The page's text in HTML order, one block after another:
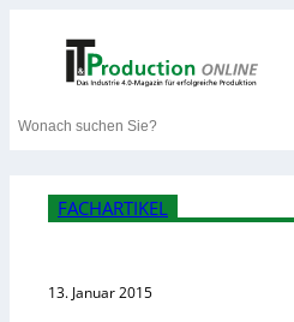
Search
FACHARTIKEL
13. Januar 2015